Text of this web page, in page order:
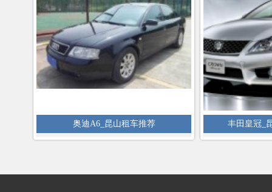
奥迪A6_昆山租车推荐 丰田皇冠_